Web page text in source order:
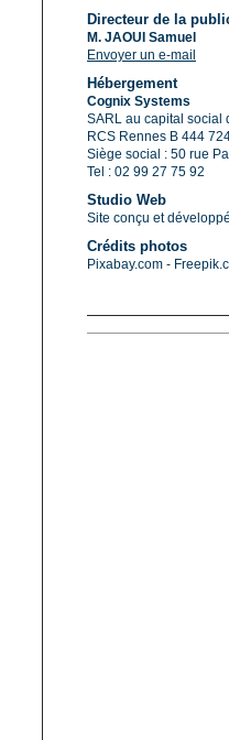
Directeur de la
M. JAOUI Samuel
Envoyer un e-mail
Hébergement
Cognix Systems
SARL au capital social
RCS Rennes B 444
Siège social : 50 rue
Tel : 02 99 27 75 92
Studio Web
Site conçu et
Crédits photos
Pixabay.com -